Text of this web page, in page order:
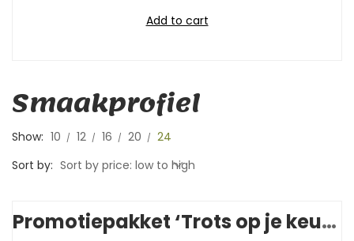
Add to cart
Smaakprofiel
Show: 10 12 16 20
24
Sort by: Sort by price: low to high
Promotiepakket ‘Trots op je keurmerk’